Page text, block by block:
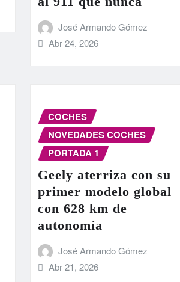
José Armando Gómez
Abr 24, 2026
COCHES
NOVEDADES COCHES
PORTADA 1
Geely aterriza con su
primer modelo global
con 628 km de
autonomía
José Armando Gómez
Abr 21, 2026